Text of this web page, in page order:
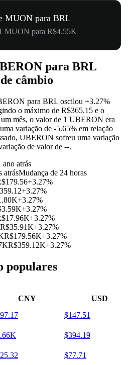
MUON para BRL
MUON para R$4.55K
para BRL
câmbio
para BRL oscilou +3.27%
o máximo de R$365.15 e o
mês, o valor de 1 UBERON era
variação de -5.65% em relação
UBERON sofreu uma variação
de valor de --.
ano atrás
atrásMudança de 24 horas
+3.27%
+3.27%
+3.27%
+3.27%
+3.27%
R$35.91K+3.27%
R$179.56K+3.27%
R$359.12K+3.27%
populares
CNY USD
$147.51
$394.19
$77.71